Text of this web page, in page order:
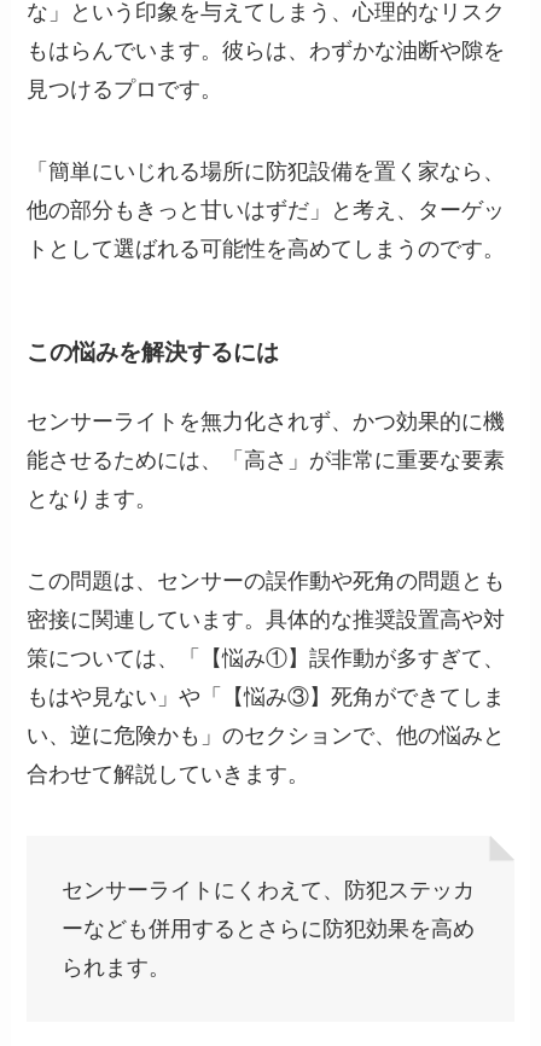
な」という印象を与えてしまう、心理的なリスク
もはらんでいます。彼らは、わずかな油断や隙を
見つけるプロです。
「簡単にいじれる場所に防犯設備を置く家なら、
他の部分もきっと甘いはずだ」と考え、ターゲッ
トとして選ばれる可能性を高めてしまうのです。
この悩みを解決するには
センサーライトを無力化されず、かつ効果的に機
能させるためには、「高さ」が非常に重要な要素
となります。
この問題は、センサーの誤作動や死角の問題とも
密接に関連しています。具体的な推奨設置高や対
策については、「【悩み①】誤作動が多すぎて、
もはや見ない」や「【悩み③】死角ができてしま
い、逆に危険かも」のセクションで、他の悩みと
合わせて解説していきます。
センサーライトにくわえて、防犯ステッカ
ーなども併用するとさらに防犯効果を高め
られます。